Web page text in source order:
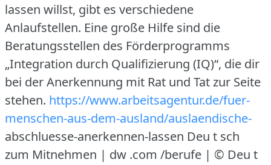
lassen willst, gibt es verschiedene
Anlaufstellen. Eine große Hilfe sind die
Beratungsstellen des Förderprogramms
„Integration durch Qualifizierung (IQ)“, die dir
bei der Anerkennung mit Rat und Tat zur Seite
stehen. https://www.arbeitsagentur.de/fuer-
menschen-aus-dem-ausland/auslaendische-
abschluesse-anerkennen-lassen Deu t sch
zum Mitnehmen | dw .com /berufe | © Deu t